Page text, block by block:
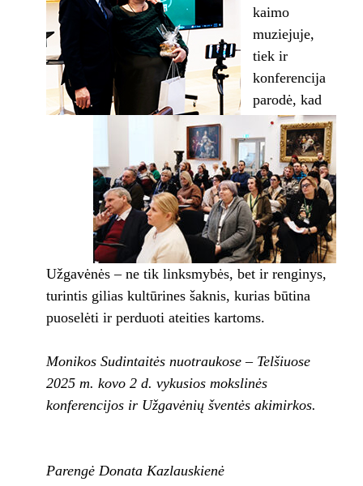
kaimo
muziejuje,
tiek ir
konferencija
parodė, kad
Užgavėnės – ne tik linksmybės, bet ir renginys,
turintis gilias kultūrines šaknis, kurias būtina
puoselėti ir perduoti ateities kartoms.
Monikos Sudintaitės nuotraukose – Telšiuose
2025 m. kovo 2 d. vykusios mokslinės
konferencijos ir Užgavėnių šventės akimirkos.
Parengė Donata Kazlauskienė